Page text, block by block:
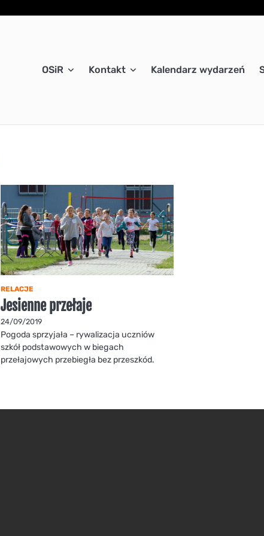
OSiR Kontakt Kalendarz wydarzeń
RELACJE
Jesienne przełaje
24/09/2019
Pogoda sprzyjała – rywalizacja uczniów
szkół podstawowych w biegach
przełajowych przebiegła bez przeszkód.